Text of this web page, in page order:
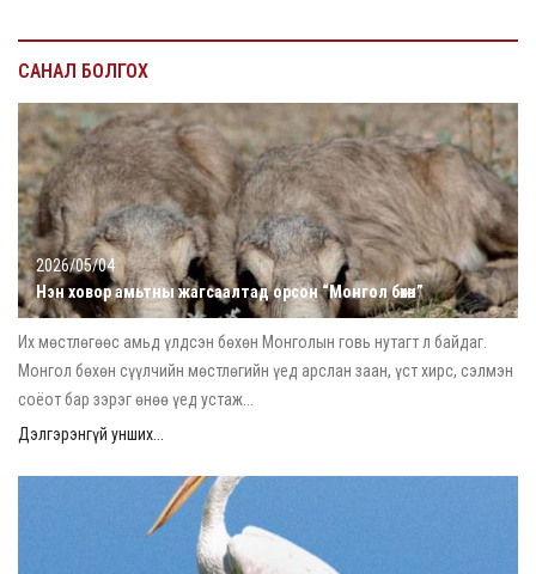
САНАЛ БОЛГОХ
2026/05/04
Нэн ховор амьтны жагсаалтад орсон “Монгол бөхөн”
Их мөстлөгөөс амьд үлдсэн бөхөн Монголын говь нутагт л байдаг.
Монгол бөхөн сүүлчийн мөстлөгийн үед арслан заан, үст хирс, сэлмэн
соёот бар зэрэг өнөө үед устаж...
Дэлгэрэнгүй унших...